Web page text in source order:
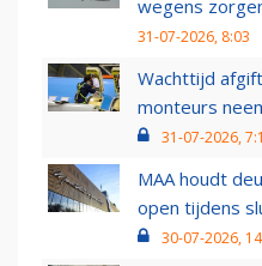
wegens
31-07-2026, 8:03
Wachttijd
monteurs
31-07-2026,
MAA houdt
open tijdens
30-07-2026,